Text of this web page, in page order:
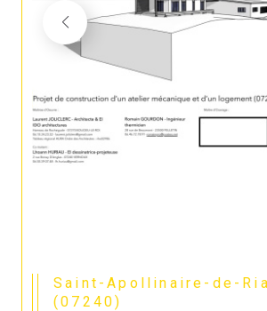
Saint-Apollinaire-de-Rias
(07240)